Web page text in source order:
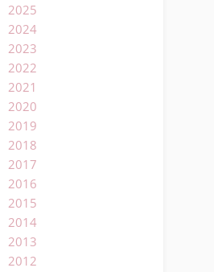
2025
2024
2023
2022
2021
2020
2019
2018
2017
2016
2015
2014
2013
2012